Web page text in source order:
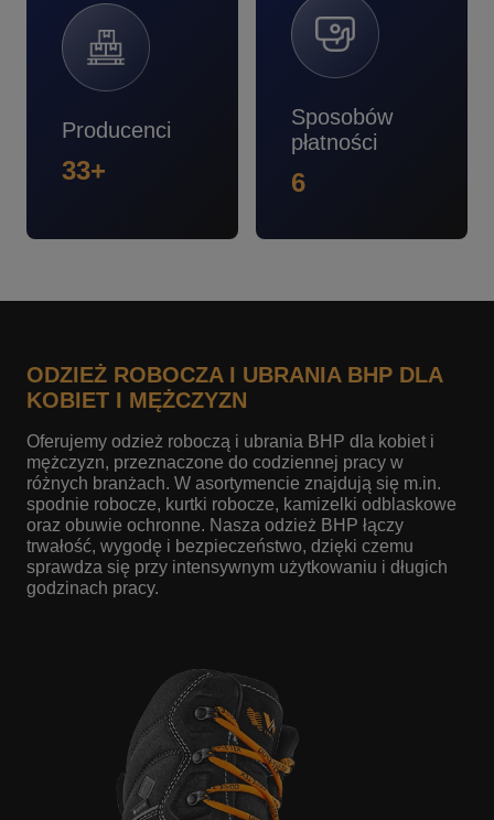
Producenci
33+
Sposobów
płatności
6
ODZIEŻ ROBOCZA I UBRANIA BHP DLA
KOBIET I MĘŻCZYZN
Oferujemy odzież roboczą i ubrania BHP dla kobiet i
mężczyzn, przeznaczone do codziennej pracy w
różnych branżach. W asortymencie znajdują się m.in.
spodnie robocze, kurtki robocze, kamizelki odblaskowe
oraz obuwie ochronne. Nasza odzież BHP łączy
trwałość, wygodę i bezpieczeństwo, dzięki czemu
sprawdza się przy intensywnym użytkowaniu i długich
godzinach pracy.